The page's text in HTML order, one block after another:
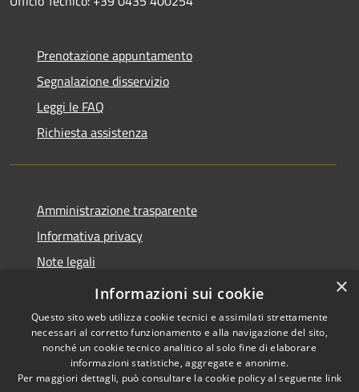
Prenotazione appuntamento
Segnalazione disservizio
Leggi le FAQ
Richiesta assistenza
Amministrazione trasparente
Informativa privacy
Note legali
Dichiarazione di accessibilità
Accessibilità
Copyright © 2026 • Comune di
Auronzo di Cadore • Powered
×
Informazioni sui cookie
Questo sito web utilizza cookie tecnici e assimilati strettamente
necessari al corretto funzionamento e alla navigazione del sito,
nonché un cookie tecnico analitico al solo fine di elaborare
informazioni statistiche, aggregate e anonime.
Per maggiori dettagli, può consultare la cookie policy al seguente link